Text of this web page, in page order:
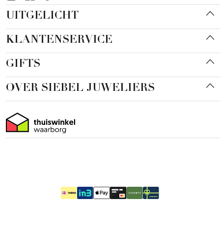
UITGELICHT
KLANTENSERVICE
GIFTS
OVER SIEBEL JUWELIERS